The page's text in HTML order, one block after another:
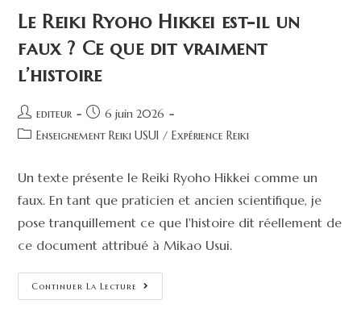
Le Reiki Ryoho Hikkei est-il un
faux ? Ce que dit vraiment
l’histoire
editeur
6 juin 2026
Enseignement Reiki USUI / Expérience Reiki
Un texte présente le Reiki Ryoho Hikkei comme un
faux. En tant que praticien et ancien scientifique, je
pose tranquillement ce que l'histoire dit réellement de
ce document attribué à Mikao Usui.
Continuer La Lecture